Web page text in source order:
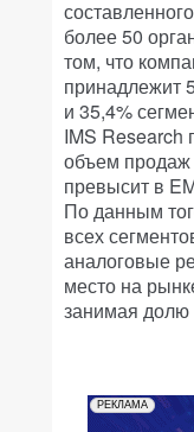
более 50
том, что
принадлежит
и 35,4%
IMS Research
объем продаж
превысит в
По данным
всех
аналоговые
место на
занимая долю
РЕКЛАМА